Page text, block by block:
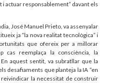
actuar responsablement” davant els
José Manuel Prieto, va assenyalar
ja “la nova realitat tecnològica” i
que ofereix per a millorar
cas reemplaça la consciència, la
aquest sentit, va subratllar que la
desafiaments que planteja la IA “en
reivindicar la necessitat de construir